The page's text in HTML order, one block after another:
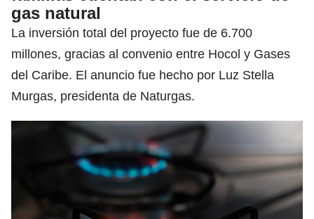
gas natural
La inversión total del proyecto fue de 6.700
millones, gracias al convenio entre Hocol y Gases
del Caribe. El anuncio fue hecho por Luz Stella
Murgas, presidenta de Naturgas.